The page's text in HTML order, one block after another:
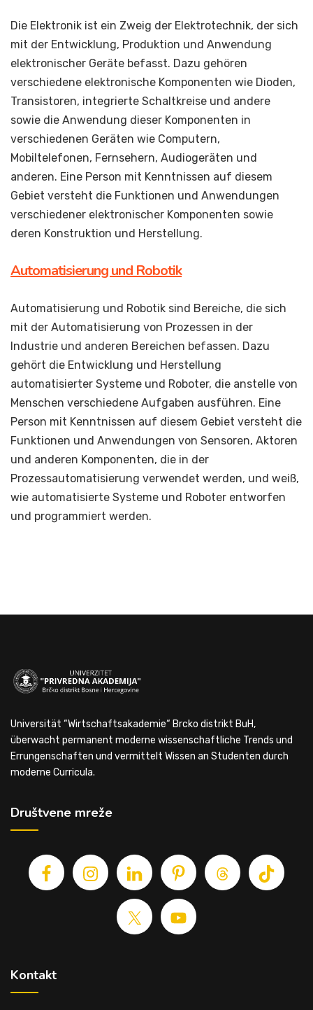
Die Elektronik ist ein Zweig der Elektrotechnik, der sich
mit der Entwicklung, Produktion und Anwendung
elektronischer Geräte befasst. Dazu gehören
verschiedene elektronische Komponenten wie Dioden,
Transistoren, integrierte Schaltkreise und andere
sowie die Anwendung dieser Komponenten in
verschiedenen Geräten wie Computern,
Mobiltelefonen, Fernsehern, Audiogeräten und
anderen. Eine Person mit Kenntnissen auf diesem
Gebiet versteht die Funktionen und Anwendungen
verschiedener elektronischer Komponenten sowie
deren Konstruktion und Herstellung.
Automatisierung und Robotik
Automatisierung und Robotik sind Bereiche, die sich
mit der Automatisierung von Prozessen in der
Industrie und anderen Bereichen befassen. Dazu
gehört die Entwicklung und Herstellung
automatisierter Systeme und Roboter, die anstelle von
Menschen verschiedene Aufgaben ausführen. Eine
Person mit Kenntnissen auf diesem Gebiet versteht die
Funktionen und Anwendungen von Sensoren, Aktoren
und anderen Komponenten, die in der
Prozessautomatisierung verwendet werden, und weiß,
wie automatisierte Systeme und Roboter entworfen
und programmiert werden.
Universität “Wirtschaftsakademie“ Brcko distrikt BuH,
überwacht permanent moderne wissenschaftliche Trends und
Errungenschaften und vermittelt Wissen an Studenten durch
moderne Curricula.
Društvene mreže
Kontakt